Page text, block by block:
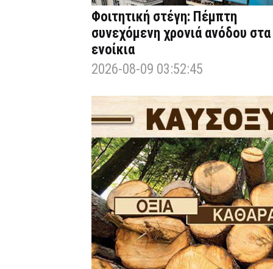
Φοιτητική στέγη: Πέμπτη
συνεχόμενη χρονιά ανόδου στα
ενοίκια
2026-08-09 03:52:45